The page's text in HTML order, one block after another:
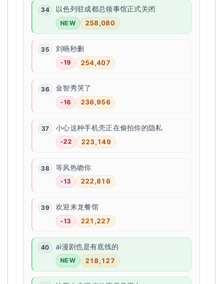
以色列驻成都总领事馆正式关闭
NEW 258,080
刘旸秒删
-19 254,407
金智秀哭了
-16 236,956
小心这种手机壳正在偷拍你的隐私
-22 223,149
等风热吻你
-13 222,816
欢迎来龙餐馆
-13 221,227
ai漫剧也是有底线的
NEW 218,127